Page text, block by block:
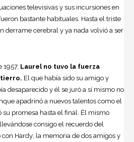
televisivas y sus incursiones en
bastante habituales. Hasta el triste
derrame cerebral y ya nada volvió a ser
1957, Laurel no tuvo la fuerza
El que había sido su amigo y
desaparecido y él se juró a sí mismo no
apadrinó a nuevos talentos como el
su promesa hasta el final. Él mismo
consigo el recuerdo del
Hardy; la memoria de dos amigos y